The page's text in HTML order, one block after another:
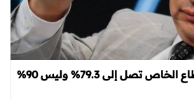
تصل إلى 79.3% وليس 90%